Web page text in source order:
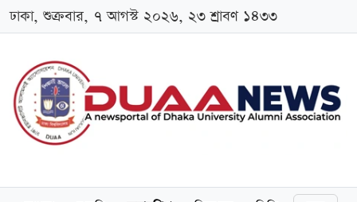
ঢাকা, শুক্রবার, ৭ আগস্ট ২০২৬, ২৩ শ্রাবণ ১৪৩৩